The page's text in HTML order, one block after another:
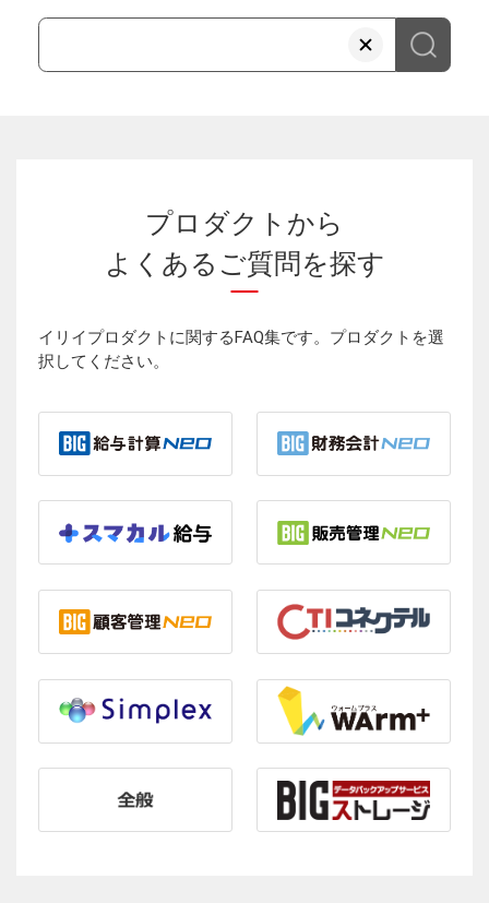
プロダクトから
よくあるご質問を探す
イリイプロダクトに関するFAQ集です。プロダクトを選
択してください。